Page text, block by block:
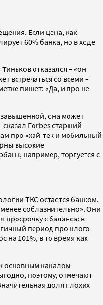
Если цена, как
60% банка, но в ходе
отказался – «он
встречаться со всеми –
пишет: «Да, и про не
завышенной, она может
Forbes старший
про «хай-тек и мобильный
высокие
например, торгуется с
ТКС остается банком,
соблазнительно». Они
просрочку с баланса: в
период прошлого
на 101%, в то время как
основным каналом
поэтому, отмечают
доля плохих